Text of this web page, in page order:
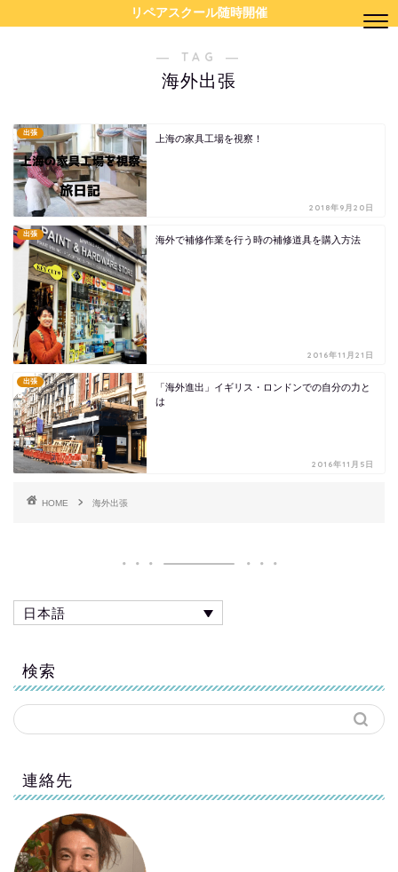
リペアスクール随時開催
― TAG ―
海外出張
出張
上海の家具工場を視察！
2018年9月20日
出張
海外で補修作業を行う時の補修道具を購入方法
2016年11月21日
出張
「海外進出」イギリス・ロンドンでの自分の力と
は
2016年11月5日
HOME 海外出張
日本語
検索
連絡先